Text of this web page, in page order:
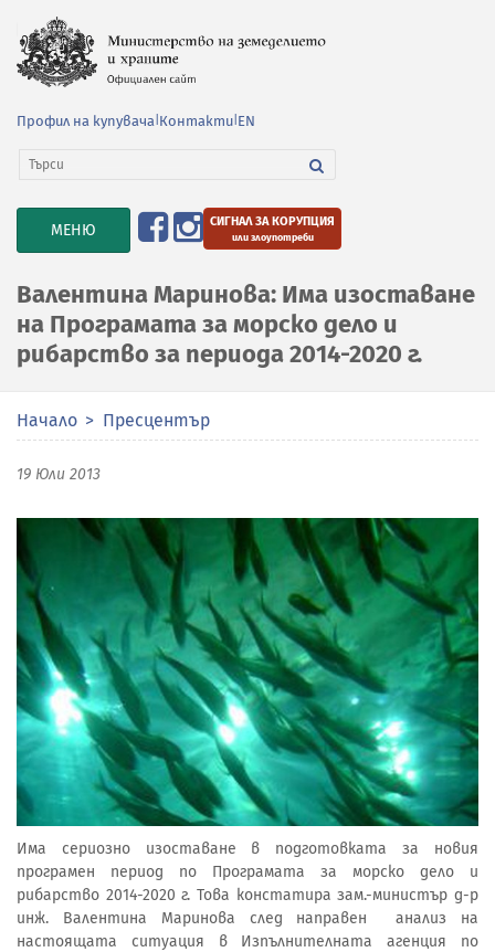
Профил на купувача Контакти EN
TOGGLE
NAVIGATION
МЕНЮ СИГНАЛ ЗА КОРУПЦИЯ
или злоупотреби
Валентина Маринова: Има изоставане
на Програмата за морско дело и
рибарство за периода 2014-2020 г.
Начало Пресцентър
19 Юли 2013
Има сериозно изоставане в подготовката за новия
програмен период по Програмата за морско дело и
рибарство 2014-2020 г. Това констатира зам.-министър д-р
инж. Валентина Маринова след направен анализ на
настоящата ситуация в Изпълнителната агенция по